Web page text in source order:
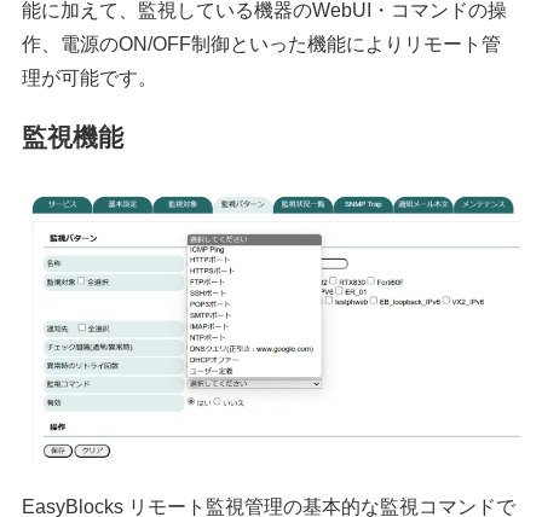
能に加えて、監視している機器のWebUI・コマンドの操
作、電源のON/OFF制御といった機能によりリモート管
理が可能です。
監視機能
EasyBlocks リモート監視管理の基本的な監視コマンドで